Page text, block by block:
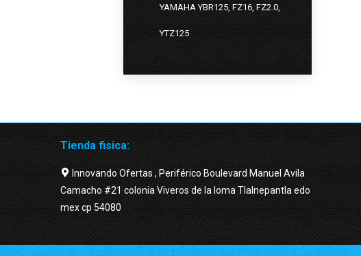
YAMAHA YBR125, FZ16, FZ2.0,
YTZ125
Tienda fisica:
Innovando Ofertas , Periférico Boulevard Manuel Avila
Camacho #21 colonia Viveros de la loma Tlalnepantla edo
mex cp 54080